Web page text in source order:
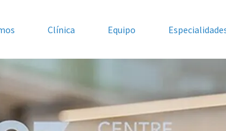
Clínica Equipo